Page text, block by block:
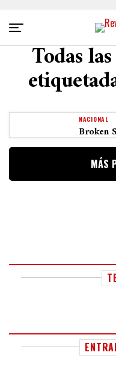
Todas
NACIONAL
Broken
MÁS